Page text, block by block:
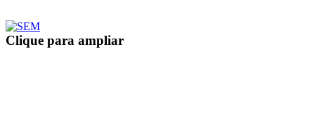
Clique para ampliar